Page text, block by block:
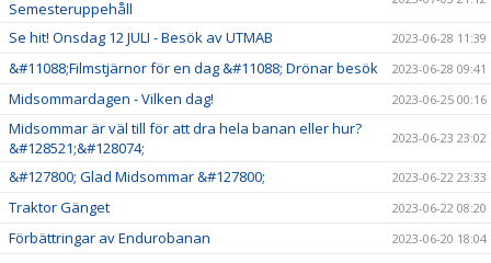
Semesteruppehåll
Se hit! Onsdag 12 JULI - Besök av UTMAB 2023-06-28 11:39
&#11088;Filmstjärnor för en dag &#11088; Drönar besök 2023-06-28 09:41
Midsommardagen - Vilken dag! 2023-06-25 00:16
Midsommar är väl till för att dra hela banan eller hur?
&#128521;&#128074;
2023-06-23 23:02
&#127800; Glad Midsommar &#127800; 2023-06-22 23:33
Traktor Gänget 2023-06-22 08:20
Förbättringar av Endurobanan 2023-06-20 18:04